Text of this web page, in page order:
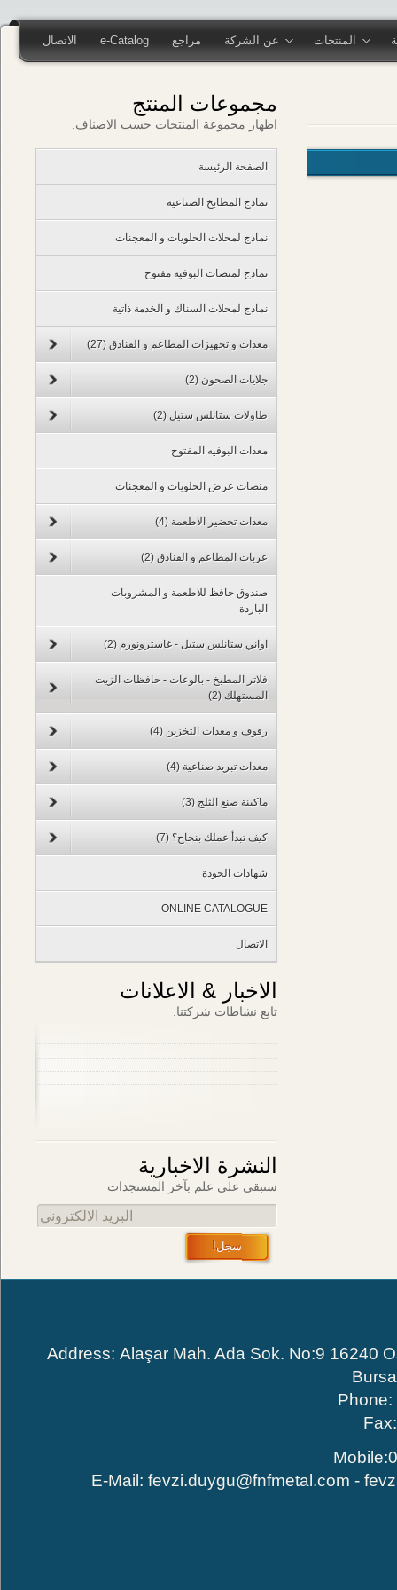
المنتجات عن الشركة مراجع e-Catalog الاتصال
مجموعات المنتج
اظهار مجموعة المنتجات حسب الاصناف.
الصفحة الرئيسة
نماذج المطابخ الصناعية
نماذج لمحلات الحلويات و المعجنات
نماذج لمنصات البوفيه مفتوح
نماذج لمحلات السناك و الخدمة ذاتية
معدات و تجهيزات المطاعم و الفنادق (27)
جلايات الصحون (2)
طاولات ستانلس ستيل (2)
معدات البوفيه المفتوح
منصات عرض الحلويات و المعجنات
معدات تحضير الاطعمة (4)
عربات المطاعم و الفنادق (2)
صندوق حافظ للاطعمة و المشروبات
الباردة
اواني ستانلس ستيل - غاسترونورم (2)
فلاتر المطبخ - بالوعات - حافظات الزيت
المستهلك (2)
رفوف و معدات التخزين (4)
معدات تبريد صناعية (4)
ماكينة صنع الثلج (3)
كيف تبدأ عملك بنجاح؟ (7)
شهادات الجودة
ONLINE CATALOGUE
الاتصال
الاخبار & الاعلانات
تابع نشاطات شركتنا.
النشرة الاخبارية
ستبقى على علم بآخر المستجدات
البريد الالكتروني
سجل!
Address: Alaşar Mah. Ada Sok. No:9 16240
E-Mail:fevzi.duygu@fnfmetal.com-